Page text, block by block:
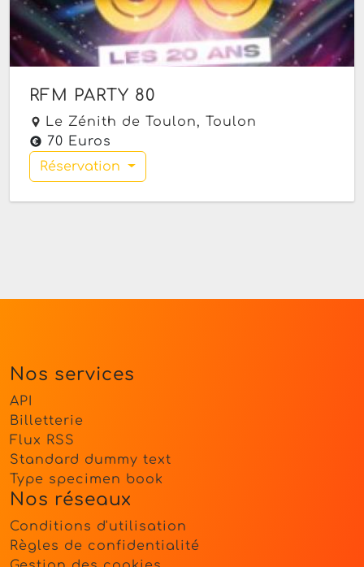
RFM PARTY 80
Le Zénith de Toulon,
Toulon
70 Euros
Réservation
Nos services
API
Billetterie
Flux RSS
Standard dummy text
Type specimen book
Nos réseaux
Conditions d'utilisation
Règles de confidentialité